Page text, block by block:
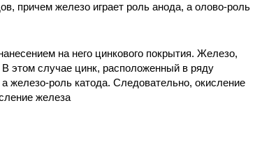
причем железо играет роль анода, а олово-роль
на него цинкового покрытия. Железо,
этом случае цинк, расположенный в ряду
железо-роль катода. Следовательно, окисление
железа